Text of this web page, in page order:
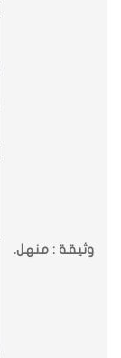
وثيقة : منهل.